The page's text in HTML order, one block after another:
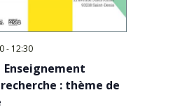
- 12:30
: thème de